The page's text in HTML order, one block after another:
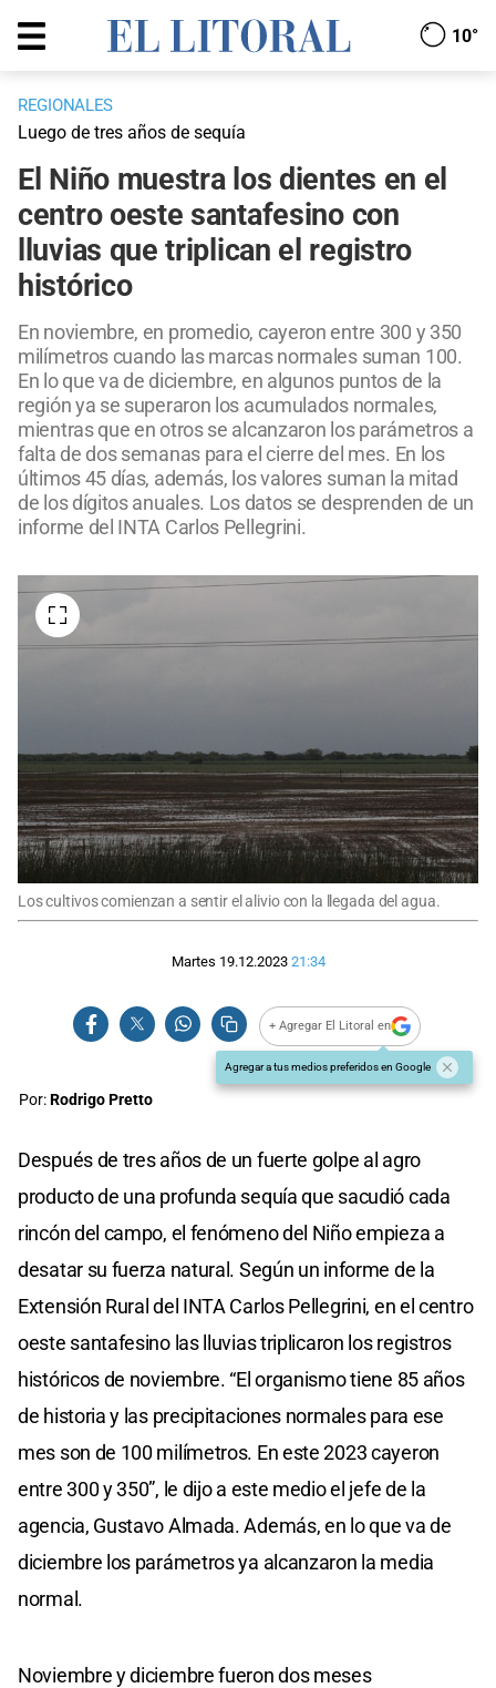
10°
REGIONALES
Luego de tres años de sequía
El Niño muestra los dientes en el
centro oeste santafesino con
lluvias que triplican el registro
histórico
En noviembre, en promedio, cayeron entre 300 y 350
milímetros cuando las marcas normales suman 100.
En lo que va de diciembre, en algunos puntos de la
región ya se superaron los acumulados normales,
mientras que en otros se alcanzaron los parámetros a
falta de dos semanas para el cierre del mes. En los
últimos 45 días, además, los valores suman la mitad
de los dígitos anuales. Los datos se desprenden de un
informe del INTA Carlos Pellegrini.
Los cultivos comienzan a sentir el alivio con la llegada del agua.
Martes 19.12.2023 21:34
+ Agregar El Litoral en
Agregar a tus medios preferidos en Google
Por:Rodrigo Pretto
Después de tres años de un fuerte golpe al agro
producto de una profunda sequía que sacudió cada
rincón del campo, el fenómeno del Niño empieza a
desatar su fuerza natural. Según un informe de la
Extensión Rural del INTA Carlos Pellegrini, en el centro
oeste santafesino las lluvias triplicaron los registros
históricos de noviembre. “El organismo tiene 85 años
de historia y las precipitaciones normales para ese
mes son de 100 milímetros. En este 2023 cayeron
entre 300 y 350”, le dijo a este medio el jefe de la
agencia, Gustavo Almada. Además, en lo que va de
diciembre los parámetros ya alcanzaron la media
normal.
Noviembre y diciembre fueron dos meses